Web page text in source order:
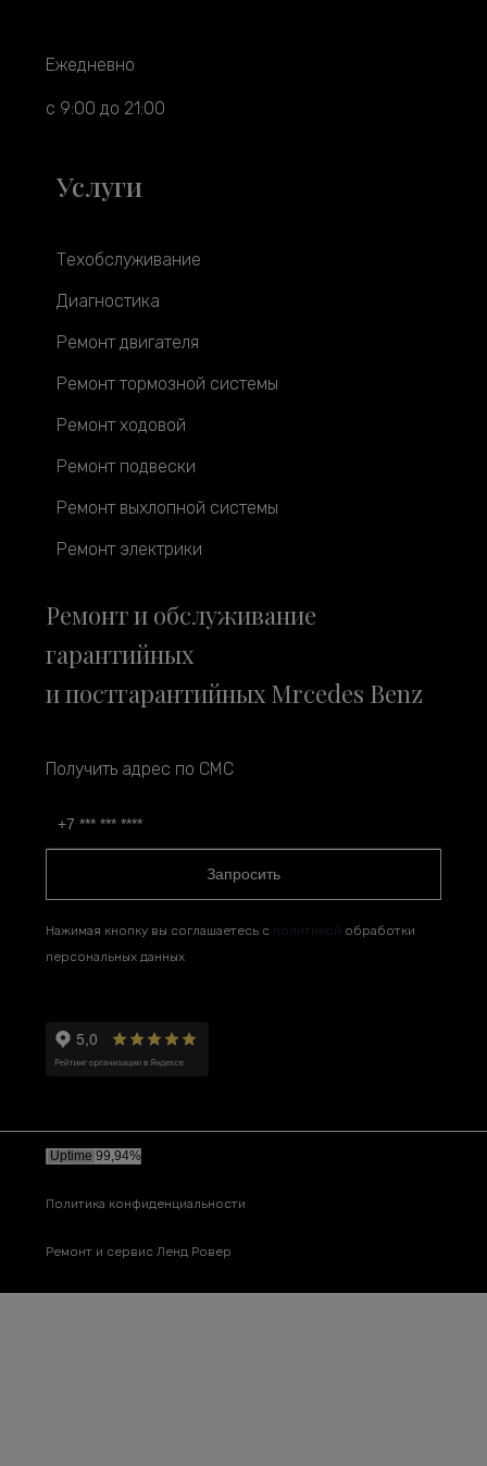
Ежедневно
с 9:00 до 21:00
Услуги
Техобслуживание
Диагностика
Ремонт двигателя
Ремонт тормозной системы
Ремонт ходовой
Ремонт подвески
Ремонт выхлопной системы
Ремонт электрики
Ремонт и обслуживание
гарантийных
и постгарантийных Mrcedes Benz
Получить адрес по СМС
Запросить
Нажимая кнопку вы соглашаетесь с политикой обработки
персональных данных
Политика конфиденциальности
Ремонт и сервис Ленд Ровер